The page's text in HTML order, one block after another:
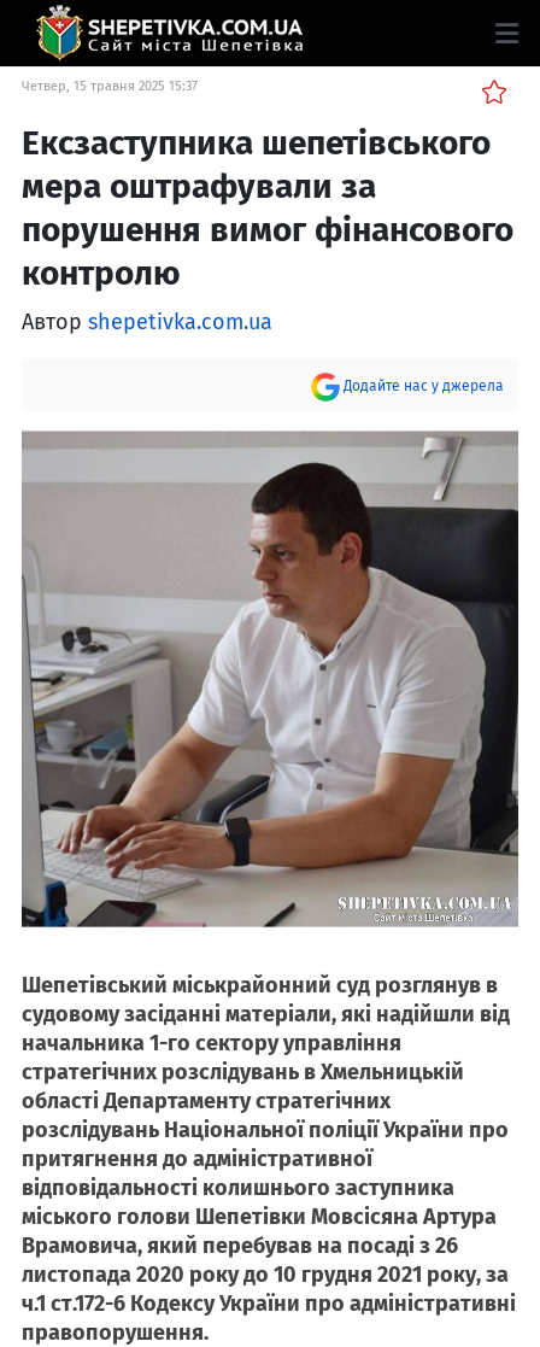
Четвер, 15 травня 2025 15:37
Ексзаступника шепетівського
мера оштрафували за
порушення вимог фінансового
контролю
Автор shepetivka.com.ua
Додайте нас у джерела
Шепетівський міськрайонний суд розглянув в
судовому засіданні матеріали, які надійшли від
начальника 1-го сектору управління
стратегічних розслідувань в Хмельницькій
області Департаменту стратегічних
розслідувань Національної поліції України про
притягнення до адміністративної
відповідальності колишнього заступника
міського голови Шепетівки Мовсісяна Артура
Врамовича, який перебував на посаді з 26
листопада 2020 року до 10 грудня 2021 року, за
ч.1 ст.172-6 Кодексу України про адміністративні
правопорушення.